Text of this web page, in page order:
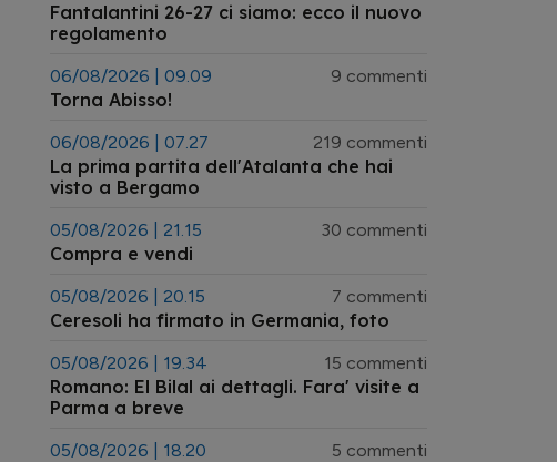
Fantalantini 26-27 ci siamo: ecco il nuovo
regolamento
06/08/2026 | 09.09 9 commenti
Torna Abisso!
06/08/2026 | 07.27 219 commenti
La prima partita dell'Atalanta che hai
visto a Bergamo
05/08/2026 | 21.15 30 commenti
Compra e vendi
05/08/2026 | 20.15 7 commenti
Ceresoli ha firmato in Germania, foto
05/08/2026 | 19.34 15 commenti
Romano: El Bilal ai dettagli. Fara' visite a
Parma a breve
05/08/2026 | 18.20 5 commenti